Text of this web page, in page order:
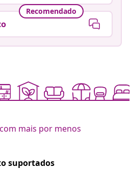
Recomendado
mais por menos
suportados